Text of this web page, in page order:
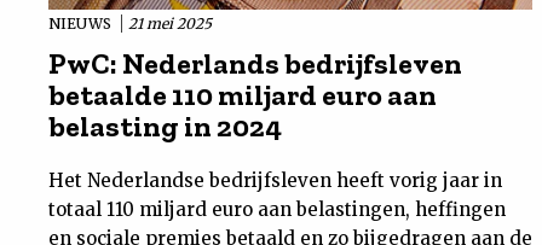
NIEUWS 21 mei 2025
PwC: Nederlands bedrijfsleven
betaalde 110 miljard euro aan
belasting in 2024
Het Nederlandse bedrijfsleven heeft vorig jaar in
totaal 110 miljard euro aan belastingen, heffingen
en sociale premies betaald en zo bijgedragen aan de